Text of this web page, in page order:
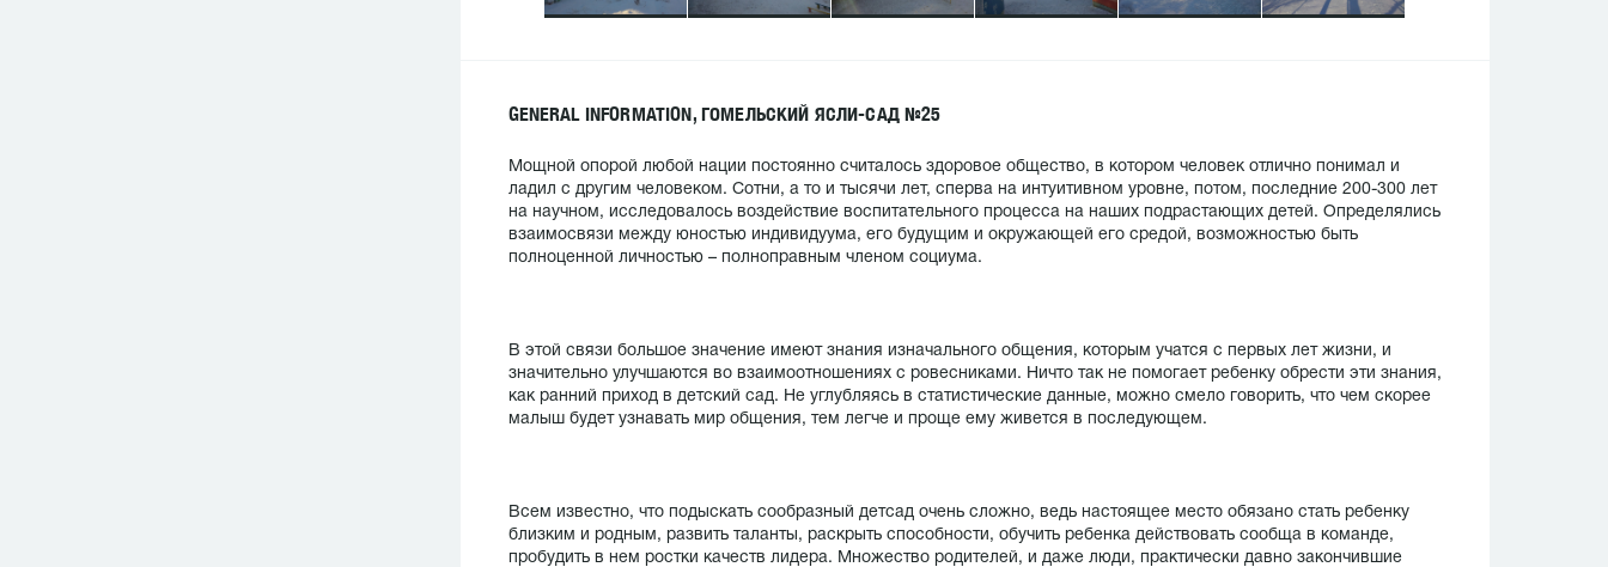
GENERAL INFORMATION, ГОМЕЛЬСКИЙ ЯСЛИ-САД №25
Мощной опорой любой нации постоянно считалось здоровое общество, в котором человек отлично понимал и
ладил с другим человеком. Сотни, а то и тысячи лет, сперва на интуитивном уровне, потом, последние 200-300 лет
на научном, исследовалось воздействие воспитательного процесса на наших подрастающих детей. Определялись
взаимосвязи между юностью индивидуума, его будущим и окружающей его средой, возможностью быть
полноценной личностью – полноправным членом социума.
В этой связи большое значение имеют знания изначального общения, которым учатся с первых лет жизни, и
значительно улучшаются во взаимоотношениях с ровесниками. Ничто так не помогает ребенку обрести эти знания,
как ранний приход в детский сад. Не углубляясь в статистические данные, можно смело говорить, что чем скорее
малыш будет узнавать мир общения, тем легче и проще ему живется в последующем.
Всем известно, что подыскать сообразный детсад очень сложно, ведь настоящее место обязано стать ребенку
близким и родным, развить таланты, раскрыть способности, обучить ребенка действовать сообща в команде,
пробудить в нем ростки качеств лидера. Множество родителей, и даже люди, практически давно закончившие